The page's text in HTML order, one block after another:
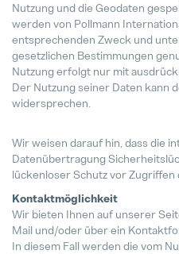
Nutzung und die Geodaten
werden von Pollmann
entsprechenden Zweck und
gesetzlichen Bestimmungen
Nutzung erfolgt nur mit
Der Nutzung seiner Daten kann
widersprechen.
Wir weisen darauf hin, dass die
Datenübertragung
lückenloser Schutz vor
Kontaktmöglichkeit
Wir bieten Ihnen auf unserer
Mail und/oder über ein
In diesem Fall werden die vom